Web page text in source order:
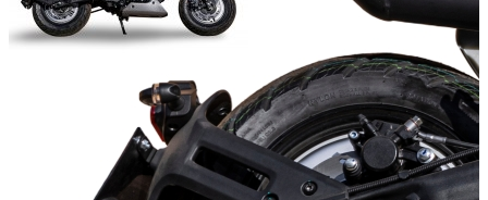
Мощность двигателя (л.с.):
Объём двигателя (куб.см):
Число цилиндров: 1
Тип охлаждения:Воздушный
Тип стартера:электрический
Масса (кг):